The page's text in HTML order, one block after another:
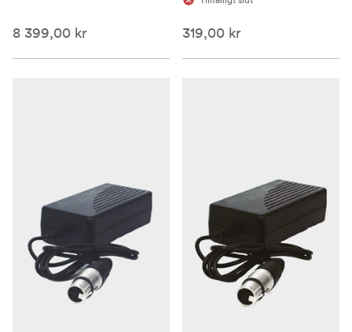
8 399,00 kr 319,00 kr